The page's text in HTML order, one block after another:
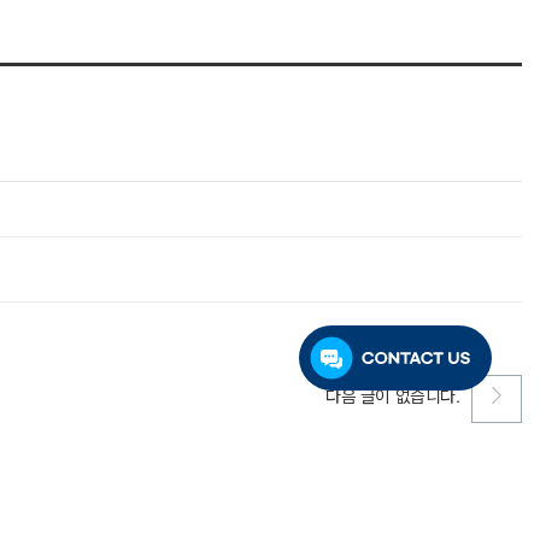
다음 글이 없습니다.